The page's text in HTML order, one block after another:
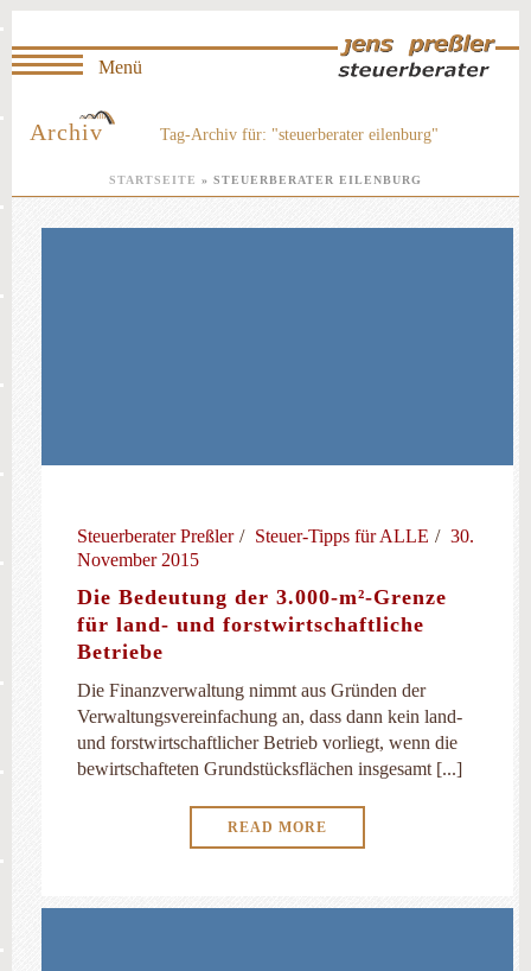
Archiv Tag-Archiv für: "steuerberater eilenburg"
STARTSEITE » STEUERBERATER EILENBURG
Steuerberater Preßler Steuer-Tipps für ALLE
30.
November 2015
Die Bedeutung der 3.000-m²-Grenze
für land- und forstwirtschaftliche
Betriebe
Die Finanzverwaltung nimmt aus Gründen der
Verwaltungsvereinfachung an, dass dann kein land-
und forstwirtschaftlicher Betrieb vorliegt, wenn die
bewirtschafteten Grundstücksflächen insgesamt [...]
READ MORE